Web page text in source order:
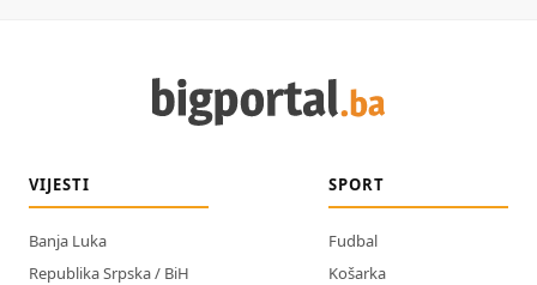
VIJESTI
Banja Luka
Republika Srpska / BiH
SPORT
Fudbal
Košarka